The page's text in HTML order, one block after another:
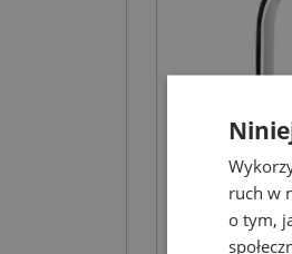
ruch w
o tym,